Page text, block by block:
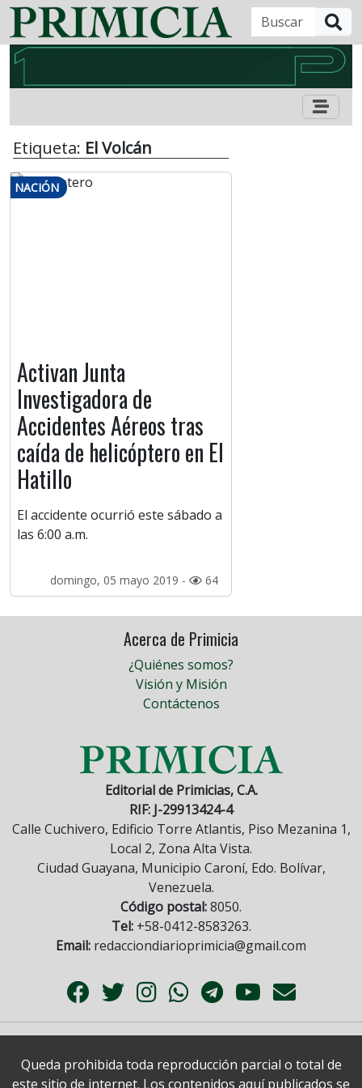
Etiqueta: El Volcán
NACIÓN
Activan Junta
Investigadora de
Accidentes Aéreos tras
caída de helicóptero en El
Hatillo
El accidente ocurrió este sábado a
las 6:00 a.m.
domingo, 05 mayo 2019 - 64
Acerca de Primicia
¿Quiénes somos?
Visión y Misión
Contáctenos
Editorial de Primicias, C.A.
RIF: J-29913424-4
Calle Cuchivero, Edificio Torre Atlantis, Piso Mezanina 1,
Local 2, Zona Alta Vista.
Ciudad Guayana, Municipio Caroní, Edo. Bolívar,
Venezuela.
Código postal:8050.
Tel:+58-0412-8583263.
Email: redacciondiarioprimicia@gmail.com
Queda prohibida toda reproducción parcial o total de
este sitio de internet. Los contenidos aquí publicados se